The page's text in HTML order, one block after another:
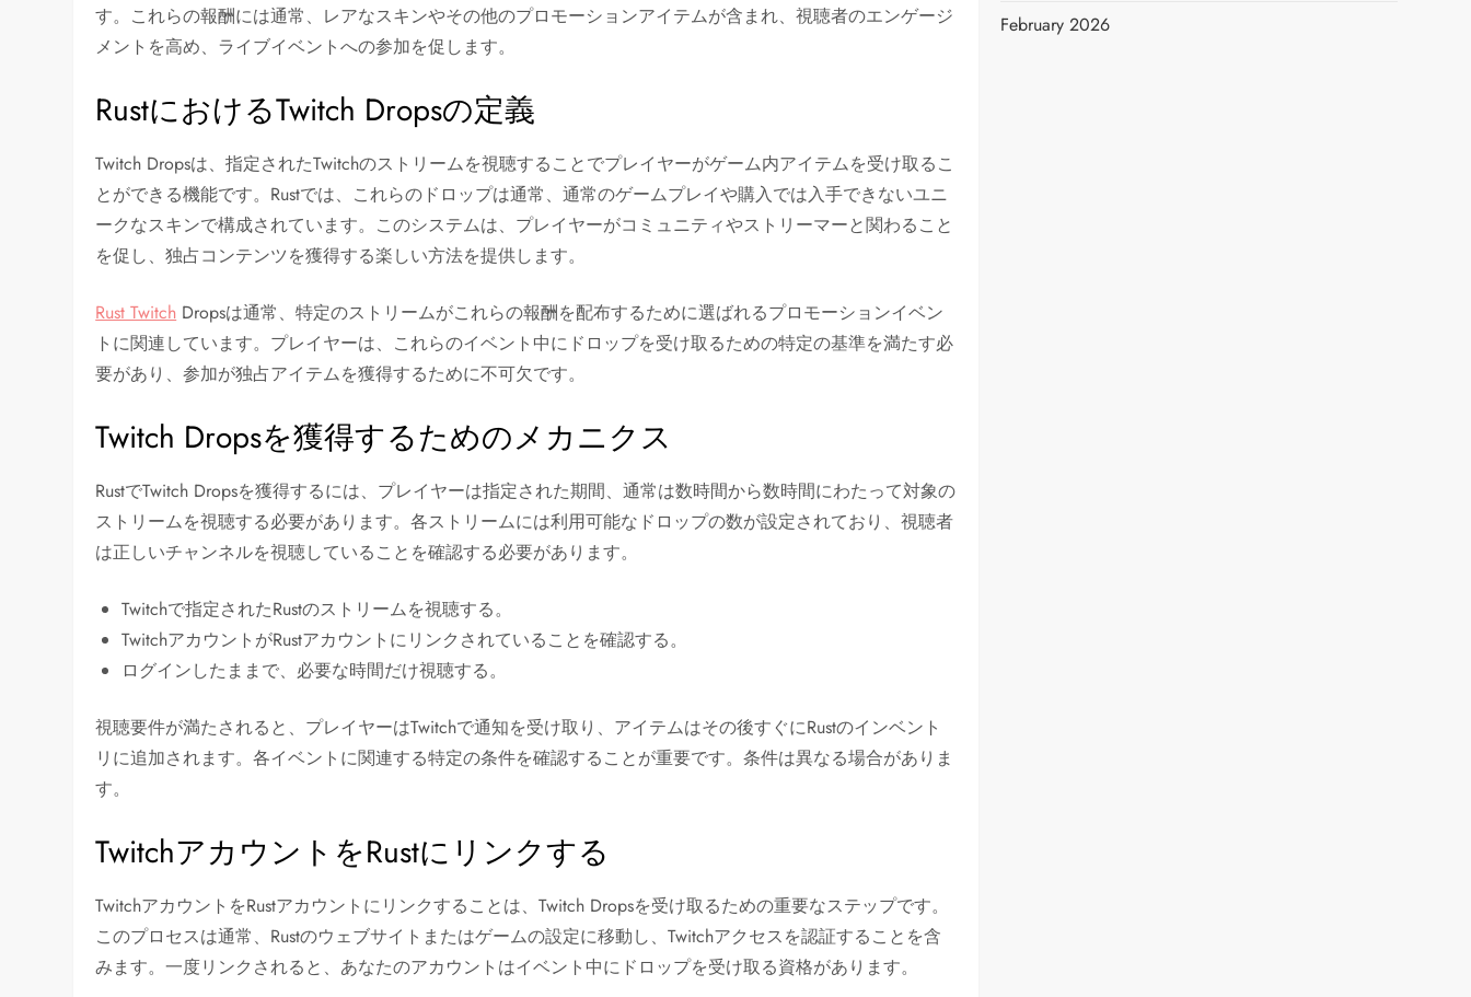
す。これらの報酬には通常、レアなスキンやその他のプロモーションアイテムが含まれ、視聴者のエンゲージ
メントを高め、ライブイベントへの参加を促します。
RustにおけるTwitch Dropsの定義
Twitch Dropsは、指定されたTwitchのストリームを視聴することでプレイヤーがゲーム内アイテムを受け取るこ
とができる機能です。Rustでは、これらのドロップは通常、通常のゲームプレイや購入では入手できないユニ
ークなスキンで構成されています。このシステムは、プレイヤーがコミュニティやストリーマーと関わること
を促し、独占コンテンツを獲得する楽しい方法を提供します。
Rust Twitch Dropsは通常、特定のストリームがこれらの報酬を配布するために選ばれるプロモーションイベン
トに関連しています。プレイヤーは、これらのイベント中にドロップを受け取るための特定の基準を満たす必
要があり、参加が独占アイテムを獲得するために不可欠です。
Twitch Dropsを獲得するためのメカニクス
RustでTwitch Dropsを獲得するには、プレイヤーは指定された期間、通常は数時間から数時間にわたって対象の
ストリームを視聴する必要があります。各ストリームには利用可能なドロップの数が設定されており、視聴者
は正しいチャンネルを視聴していることを確認する必要があります。
Twitchで指定されたRustのストリームを視聴する。
TwitchアカウントがRustアカウントにリンクされていることを確認する。
ログインしたままで、必要な時間だけ視聴する。
視聴要件が満たされると、プレイヤーはTwitchで通知を受け取り、アイテムはその後すぐにRustのインベント
リに追加されます。各イベントに関連する特定の条件を確認することが重要です。条件は異なる場合がありま
す。
TwitchアカウントをRustにリンクする
TwitchアカウントをRustアカウントにリンクすることは、Twitch Dropsを受け取るための重要なステップです。
このプロセスは通常、Rustのウェブサイトまたはゲームの設定に移動し、Twitchアクセスを認証することを含
みます。一度リンクされると、あなたのアカウントはイベント中にドロップを受け取る資格があります。
February 2026